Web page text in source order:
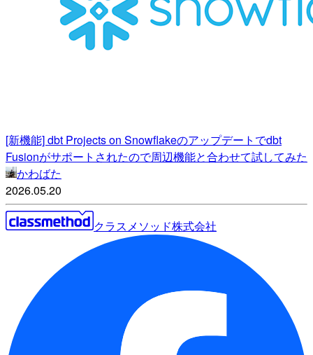
[新機能] dbt Projects on Snowflakeのアップデートでdbt
Fusionがサポートされたので周辺機能と合わせて試してみた
かわばた
2026.05.20
クラスメソッド株式会社